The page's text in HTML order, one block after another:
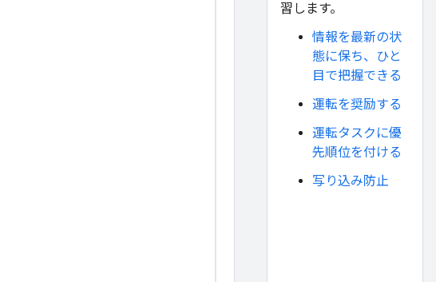
習します。
情報を最新の状
態に保ち、ひと
目で把握できる
運転を奨励する
運転タスクに優
先順位を付ける
写り込み防止